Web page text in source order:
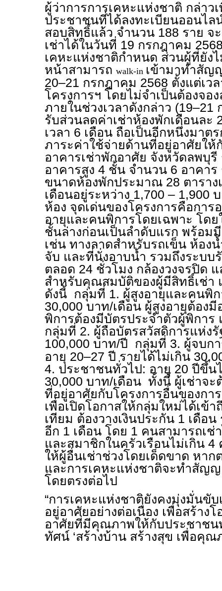
ผู้ว่าการการเคหะแห่งชาติ กล่าว
ประชาชนที่ได้ลงทะเบียนออนไล
สอบสิทธิ์แล้ว จำนวน 188 ราย
เช่าได้ในวันที่ 19 กรกฎาคม
เคหะแห่งชาติกำหนด ส่วนผู้ที่ยัง
หน้าสามารถ walk-in เข้ามาทำสัญ
20–21 กรกฎาคม 2568 ตั้งแต่เว
โครงการฯ โดยไม่จำเป็นต้องจ
ภายในช่วงเวลาดังกล่าว (19–21
รับส่วนลดค่าเช่าห้องพักเดือนละ
เวลา 6 เดือน ถือเป็นอีกหนึ่งมา
ภาระค่าใช้จ่ายด้านที่อยู่อาศัยให้
อาคารเช่าพักอาศัย จังหวัดลพบุ
อาคารสูง 4 ชั้น จำนวน 6 อาคา
ขนาดห้องพักประมาณ 28 ตาราง
เดือนอยู่ระหว่าง 1,700 – 1,900
ห้อง จุดเด่นของโครงการคือการ
อายุและคนพิการโดยเฉพาะ โด
ชั้นล่างก่อนเป็นลำดับแรก พร้อม
เช่น ทางลาดสำหรับรถเข็น ห้อง
จับ และที่นั่งอาบน้ำ รวมถึงระบ
ตลอด 24 ชั่วโมง กล้องวงจรปิด
สำหรับคุณสมบัติของผู้มีสิทธิ์เช่า
ดังนี้ กลุ่มที่ 1. ผู้สูงอายุและคนพิก
30,000 บาท/เดือน ผู้สูงอายุต้อง
พิการต้องมีบัตรประจำตัวผู้พิการ
กลุ่มที่ 2. ผู้ถือบัตรสวัสดิการแห่งรั
100,000 บาท/ปี กลุ่มที่ 3. ผู้จบก
อายุ 20–27 ปี รายได้ไม่เกิน
4. ประชาชนทั่วไป: อายุ 20 ปีขึ้น
30,000 บาท/เดือน ทั้งนี้ ผู้เช่าจ
ที่อยู่อาศัยกับโครงการอื่นของกา
เพื่อเปิดโอกาสให้กลุ่มใหม่ได้เข้า
เทียม ต้องวางเงินประกัน 1 เดือ
อีก 1 เดือน โดย 1 คนสามารถเ
และสมาชิกในครัวเรือนไม่เกิน
ให้ผู้อื่นเช่าช่วงโดยเด็ดขาด หาก
และการเคหะแห่งชาติจะทำสัญ
โดยตรงต่อไป
“การเคหะแห่งชาติยังคงมุ่งมั่นขั
อยู่อาศัยอย่างต่อเนื่อง เพื่อสร้าง
อาศัยที่มีคุณภาพให้กับประชาชน
ทัศน์ ‘สร้างบ้าน สร้างสุข เพื่อคุณ